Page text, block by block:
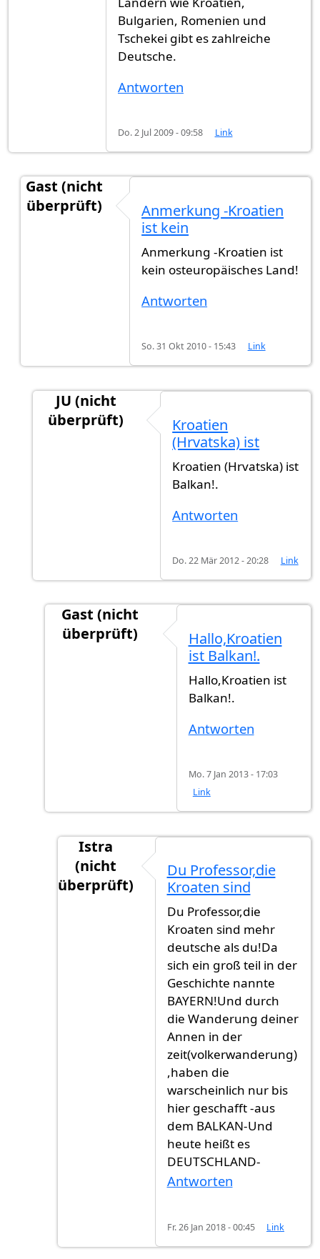
Bulgarien, Romenien und
Tschekei gibt es zahlreiche
Deutsche.
Antworten
Do. 2 Jul 2009 - 09:58 Link
Gast (nicht
überprüft)
Auch in ost europischevonGast
Anmerkung -Kroatien
ist kein
Anmerkung -Kroatien ist
kein osteuropäisches Land!
Antworten
So. 31 Okt 2010 - 15:43 Link
JU (nicht
überprüft)
Anmerkung -Kroatien ist kein
Kroatien
(Hrvatska) ist
Kroatien (Hrvatska) ist
Balkan!.
Antworten
Do. 22 Mär 2012 - 20:28 Link
Gast (nicht
überprüft)
Kroatien (Hrvatska) istvon
Hallo,Kroatien
ist Balkan!.
Hallo,Kroatien ist
Balkan!.
Antworten
Mo. 7 Jan 2013 - 17:03
Link
Istra
(nicht
überprüft)
Hallo,Kroatien ist Balkan!.
Du Professor,die
Kroaten sind
Du Professor,die
Kroaten sind mehr
deutsche als du!Da
sich ein groß teil in der
Geschichte nannte
BAYERN!Und durch
die Wanderung deiner
Annen in der
zeit(volkerwanderung)
,haben die
warscheinlich nur bis
hier geschafft -aus
dem BALKAN-Und
heute heißt es
DEUTSCHLAND-
Antworten
Fr. 26 Jan 2018 - 00:45 Link